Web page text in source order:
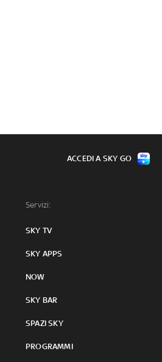
Servizi:
SKY TV
SKY APPS
NOW
SKY BAR
SPAZI SKY
PROGRAMMI
ACCEDI A SKY GO